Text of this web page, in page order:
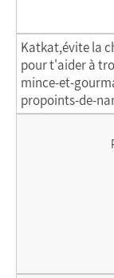
Katkat,évite la
pour t'aider à
mince-et-
propoints-de-